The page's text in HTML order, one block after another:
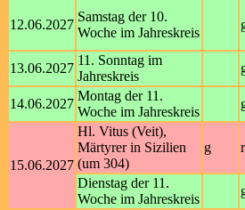
12.06.2027
Samstag der 10.
Woche im Jahreskreis
13.06.2027
11. Sonntag im
Jahreskreis
14.06.2027
Montag der 11.
Woche im Jahreskreis
15.06.2027
Hl. Vitus (Veit),
Märtyrer in Sizilien
(um 304)
g r
Dienstag der 11.
Woche im Jahreskreis